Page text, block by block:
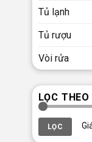
Tủ lạnh
Tủ rượu
Vòi rửa
LỌC THEO
Giá
thấp
nhất
Giá
cao
nhất
LỌC